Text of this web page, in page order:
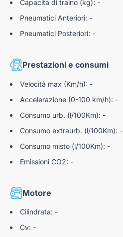
Capacità di traino (kg): -
Pneumatici Anteriori: -
Pneumatici Posteriori: -
Prestazioni e consumi
Velocità max (Km/h): -
Accelerazione (0-100 km/h): -
Consumo urb. (l/100Km): -
Consumo extraurb. (l/100Km): -
Consumo misto (l/100Km): -
Emissioni CO2: -
Motore
Cilindrata: -
Cv: -